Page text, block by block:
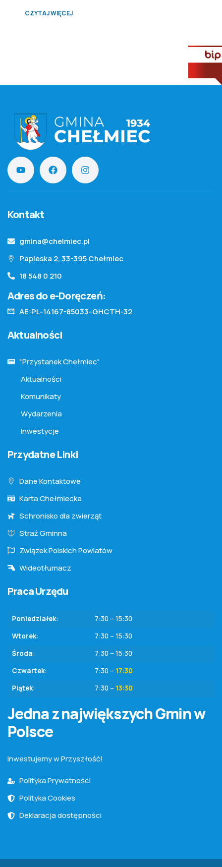
CZYTAJ WIĘCEJ
Kontakt
gmina@chelmiec.pl
Papieska 2, 33-395 Chełmiec
18 548 0 210
Adres do e-Doręczeń:
AE:PL-14167-85033-GHCTH-32
Praca Urzędu
Poniedziałek:
7:30 – 15:30
Wtorek:
7:30 – 15:30
Środa:
7:30 – 15:30
Czwartek: 7:30 – 17:30
Piątek: 7:30 – 13:30
Aktualności
"Przystanek Chełmiec"
Aktualności
Komunikaty
Wydarzenia
Inwestycje
Przydatne Linki
Dane Kontaktowe
Karta Chełmiecka
Schronisko dla zwierząt
Straż Gminna
Związek Polskich Powiatów
Wideotłumacz
Jedna z największych Gmin w
Polsce
Inwestujemy w Przyszłość!
Polityka Prywatności
Polityka Cookies
Deklaracja dostępności